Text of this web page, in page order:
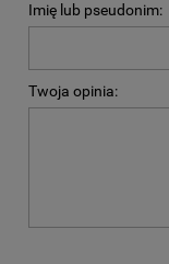
Imię lub pseudonim:
Twoja opinia: